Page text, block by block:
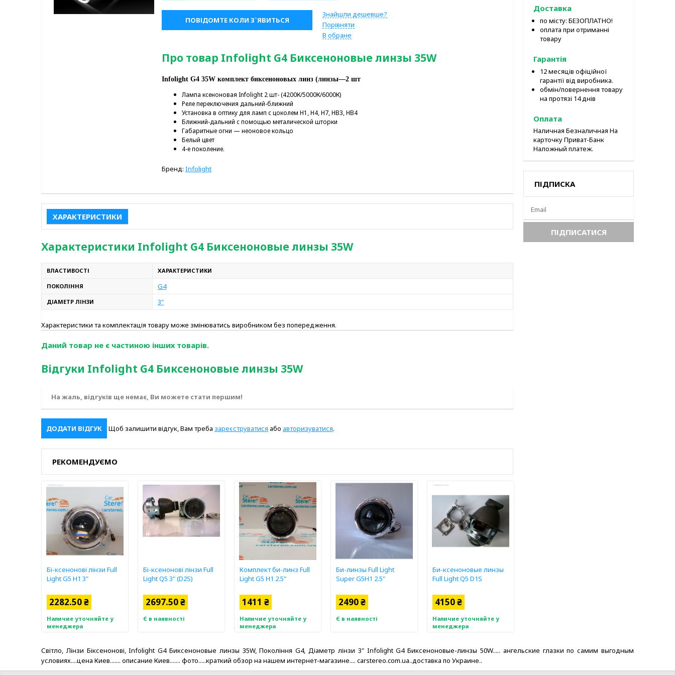
ПОВІДОМТЕ КОЛИ З`ЯВИТЬСЯ
Знайшли дешевше?
Порівняти
В обране
Про товар Infolight G4 Биксеноновые линзы 35W
Infolight G4 35W комплект биксеноновых линз (линзы—2 шт
Лампа ксеноновая Infolight 2 шт- (4200К/5000К/6000К)
Реле переключения дальний-ближний
Установка в оптику для ламп с цоколем H1, H4, H7, HB3, HB4
Ближний-дальний с помощью металической шторки
Габаритные огни — неоновое кольцо
Белый цвет
4-е поколение.
Бренд: Infolight
ХАРАКТЕРИСТИКИ
Характеристики Infolight G4 Биксеноновые линзы 35W
ВЛАСТИВОСТІ ХАРАКТЕРИСТИКИ
ПОКОЛІННЯ G4
ДІАМЕТР ЛІНЗИ 3"
Характеристики та комплектація товару може змінюватись виробником без попередження.
Даний товар не є частиною інших товарів.
Відгуки Infolight G4 Биксеноновые линзы 35W
На жаль, відгуків ще немає, Ви можете стати першим!
ДОДАТИ ВІДГУК Щоб залишити відгук, Вам треба зареєструватися або авторизуватися.
РЕКОМЕНДУЄМО
Бі-ксенонові лінзи Full
Light G5 H1 3"
2282.50 ₴
Наличие уточняйте у
менеджера
Бі-ксенонові лінзи Full
Light Q5 3" (D2S)
2697.50 ₴
Є в наявності
Комплект би-линз Full
Light G5 H1 2.5"
1411 ₴
Наличие уточняйте у
менеджера
Би-линзы Full Light
Super G5H1 2.5"
2490 ₴
Є в наявності
Би-ксеноновые линзы
Full Light Q5 D1S
4150 ₴
Наличие уточняйте у
менеджера
Світло, Лінзи Біксенонові, Infolight G4 Биксеноновые линзы 35W, Покоління G4, Діаметр лінзи 3" Infolight G4 Биксеноновые-линзы 50W..... ангельские глазки по самим выгодным
условиях....цена Киев....... описание Киев....... фото.....краткий обзор на нашем интернет-магазине.... carstereo.com.ua..доставка по Украине..
Доставка
по місту: БЕЗОПЛАТНО!
оплата при отриманні
товару
Гарантія
12 месяців офіційної
гарантії від виробника.
обмін/повернення товару
на протязі 14 днів
Оплата
Наличная Безналичная На
карточку Приват-Банк
Наложный платеж.
ПІДПИСКА